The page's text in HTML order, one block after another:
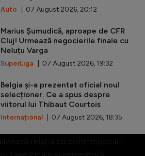
Auto | 07 August 2026, 20:12
Marius Șumudică, aproape de CFR
Cluj! Urmează negocierile finale cu
Neluțu Varga
SuperLiga | 07 August 2026, 19:32
Belgia și-a prezentat oficial noul
selecționer. Ce a spus despre
viitorul lui Thibaut Courtois
Internațional | 07 August 2026, 18:35